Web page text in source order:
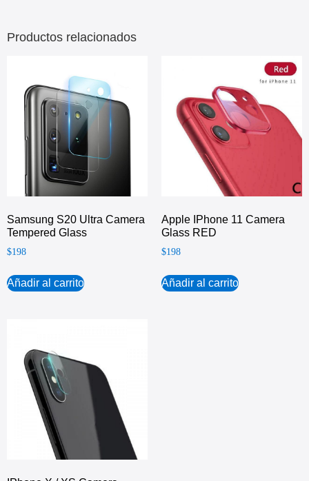
Productos relacionados
Samsung S20 Ultra Camera
Tempered Glass
$198
Añadir al carrito
Apple IPhone 11 Camera
Glass RED
$198
Añadir al carrito